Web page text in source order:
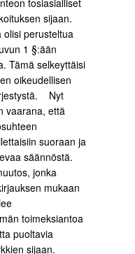
tosiasialliset
sijaan.
olisi perusteltua
1 §:ään
Tämä selkeyttäisi
oikeudellisen
Nyt
vaarana, että
suoraan ja
säännöstä.
jonka
mukaan
toimeksiantoa
puoltavia
sijaan.